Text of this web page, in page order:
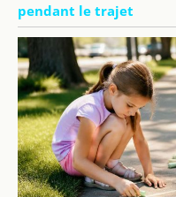
pendant le trajet